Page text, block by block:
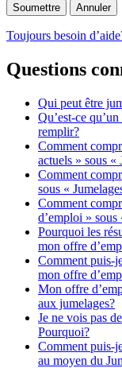
Annuler
Toujours besoin
Questions
Qui peut être
Qu’est-ce
remplir?
Comment
actuels » sous «
Comment
sous «
Comment
d’emploi » sous
Pourquoi les
mon offre
Comment puis-
mon offre
Mon offre
aux jumelages?
Je ne vois pas
Pourquoi?
Comment puis-
au moyen du